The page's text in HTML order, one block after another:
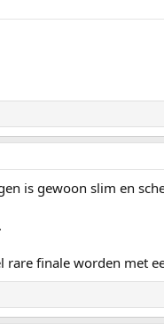
is gewoon slim en
finale worden met